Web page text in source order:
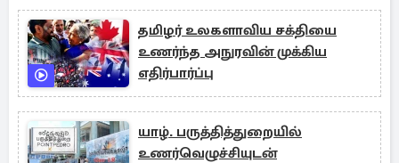
தமிழர் உலகளாவிய சக்தியை
உணர்ந்த அநுரவின் முக்கிய
எதிர்பார்ப்பு
யாழ். பருத்தித்துறையில்
உணர்வெழுச்சியுடன்